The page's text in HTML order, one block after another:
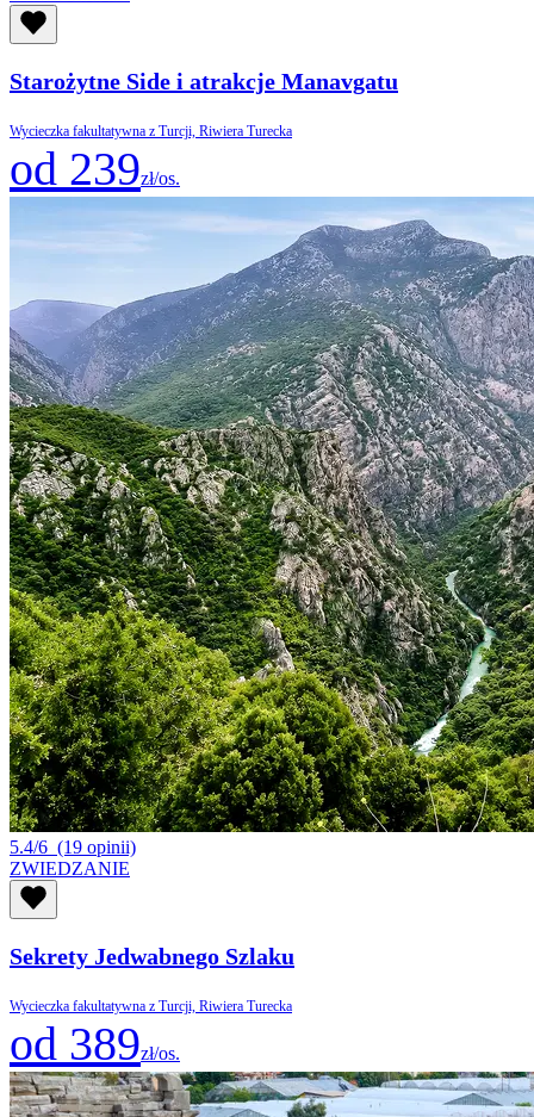
Starożytne Side i atrakcje Manavgatu
Wycieczka fakultatywna z Turcji, Riwiera Turecka
od 239zł/os.
5.4/6 (19 opinii)
ZWIEDZANIE
Sekrety Jedwabnego Szlaku
Wycieczka fakultatywna z Turcji, Riwiera Turecka
od 389zł/os.